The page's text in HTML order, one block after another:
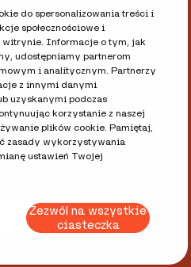
do spersonalizowania treści i
społecznościowe i
witrynie. Informacje o tym, jak
udostępniamy partnerom
i analitycznym. Partnerzy
z innymi danymi
uzyskanymi podczas
korzystanie z naszej
plików cookie. Pamiętaj,
zasady wykorzystywania
ustawień Twojej
Zezwól na wszystkie
ciasteczka